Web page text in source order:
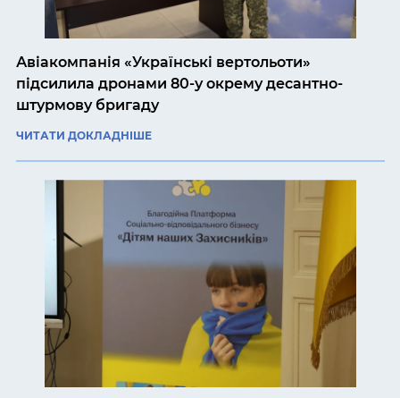
Авіакомпанія «Українські вертольоти»
підсилила дронами 80-у окрему десантно-
штурмову бригаду
ЧИТАТИ ДОКЛАДНІШЕ